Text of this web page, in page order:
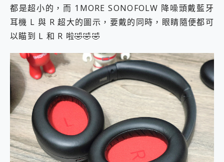
都是超小的，而 1MORE SONOFOLW 降噪頭戴藍牙
耳機 L 與 R 超大的圖示，要戴的同時，眼睛隨便都可
以瞄到 L 和 R 啦🤣🤣🤣